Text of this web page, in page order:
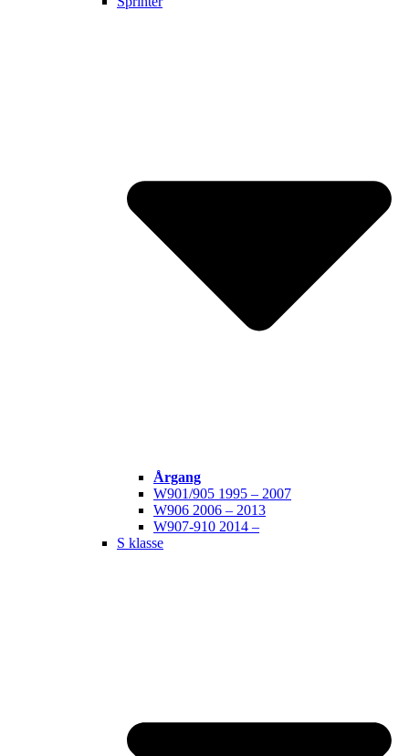
Årgang
W901/905 1995 – 2007
W906 2006 – 2013
W907-910 2014 –
S klasse